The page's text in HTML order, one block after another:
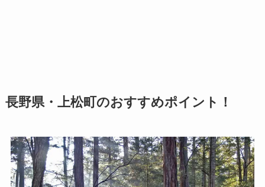
長野県・上松町のおすすめポイント！